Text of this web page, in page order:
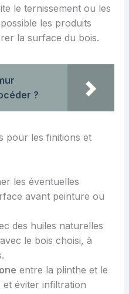
le ternissement ou les
les produits
la surface du bois.
?
pour les finitions et
les éventuelles
avant peinture ou
des huiles naturelles
le bois choisi, à
entre la plinthe et le
et éviter infiltration